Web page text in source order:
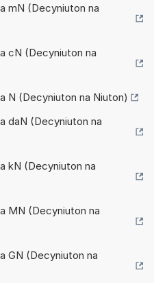
mN (Decyniuton na
cN (Decyniuton na
N (Decyniuton na Niuton)
daN (Decyniuton na
kN (Decyniuton na
MN (Decyniuton na
GN (Decyniuton na